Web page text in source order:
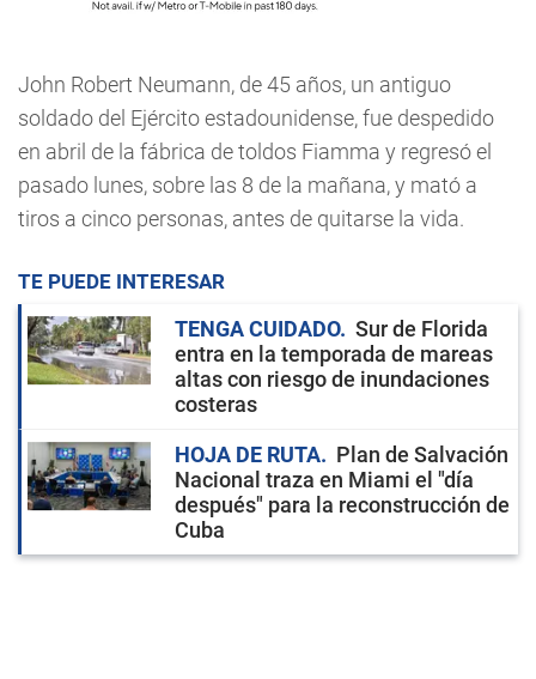
John Robert Neumann, de 45 años, un antiguo
soldado del Ejército estadounidense, fue despedido
en abril de la fábrica de toldos Fiamma y regresó el
pasado lunes, sobre las 8 de la mañana, y mató a
tiros a cinco personas, antes de quitarse la vida.
TE PUEDE INTERESAR
TENGA CUIDADO
Sur de Florida
entra en la temporada de mareas
altas con riesgo de inundaciones
costeras
HOJA DE RUTA
Plan de Salvación
Nacional traza en Miami el "día
después" para la reconstrucción de
Cuba